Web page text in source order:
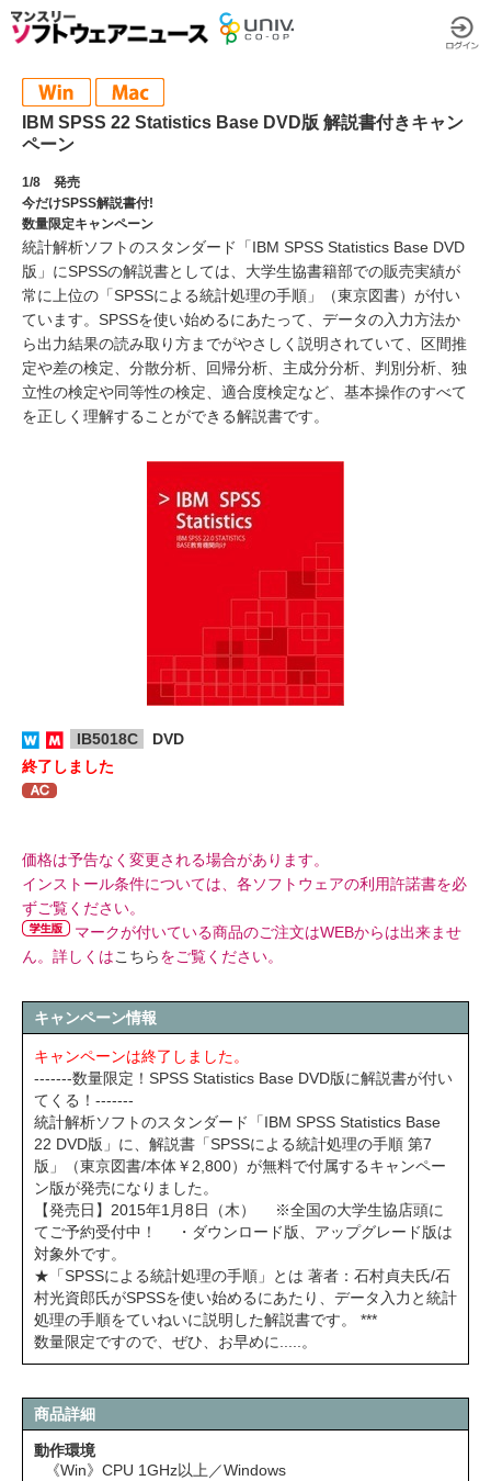
IBM SPSS 22 Statistics Base DVD版 解説書付きキャン
ペーン
1/8 発売
今だけSPSS解説書付!
数量限定キャンペーン
統計解析ソフトのスタンダード「IBM SPSS Statistics Base DVD
版」にSPSSの解説書としては、大学生協書籍部での販売実績が
常に上位の「SPSSによる統計処理の手順」（東京図書）が付い
ています。SPSSを使い始めるにあたって、データの入力方法か
ら出力結果の読み取り方までがやさしく説明されていて、区間推
定や差の検定、分散分析、回帰分析、主成分分析、判別分析、独
立性の検定や同等性の検定、適合度検定など、基本操作のすべて
を正しく理解することができる解説書です。
IB5018C
DVD
終了しました
価格は予告なく変更される場合があります。
インストール条件については、各ソフトウェアの利用許諾書を必
ずご覧ください。
マークが付いている商品のご注文はWEBからは出来ませ
ん。詳しくはこちらをご覧ください。
キャンペーン情報
キャンペーンは終了しました。
-------数量限定！SPSS Statistics Base DVD版に解説書が付い
てくる！-------
統計解析ソフトのスタンダード「IBM SPSS Statistics Base
22 DVD版」に、解説書「SPSSによる統計処理の手順 第7
版」（東京図書/本体￥2,800）が無料で付属するキャンペー
ン版が発売になりました。
【発売日】2015年1月8日（木） ※全国の大学生協店頭に
てご予約受付中！ ・ダウンロード版、アップグレード版は
対象外です。
★「SPSSによる統計処理の手順」とは 著者：石村貞夫氏/石
村光資郎氏がSPSSを使い始めるにあたり、データ入力と統計
処理の手順をていねいに説明した解説書です。 ***
数量限定ですので、ぜひ、お早めに.....。
商品詳細
動作環境
《Win》CPU 1GHz以上／Windows